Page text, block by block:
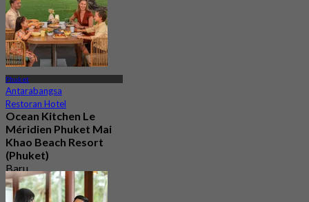
Phuket
Antarabangsa
Restoran Hotel
Ocean Kitchen Le
Méridien Phuket Mai
Khao Beach Resort
(Phuket)
Baru
4.6
Dari฿ 445